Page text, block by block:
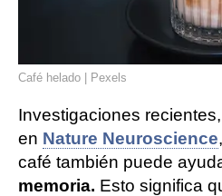
Café helado | Pexels
Investigaciones
en Nature Neuroscience
café también puede
memoria. Esto significa